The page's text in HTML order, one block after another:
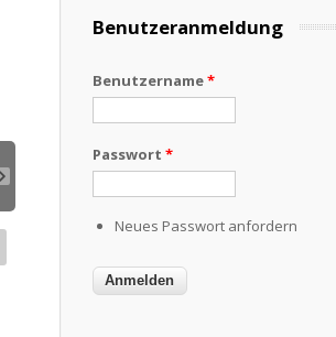
Benutzeranmeldung
Benutzername*
Passwort *
Neues Passwort anfordern